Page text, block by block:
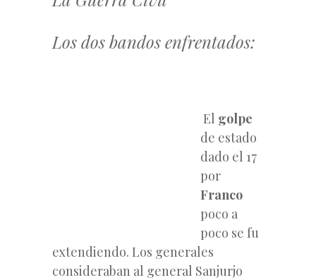
Los dos bandos enfrentados:
El golpe
de estado
dado el 17
por
Franco
poco a
poco se fu
extendiendo. Los generales
consideraban al general Sanjurjo